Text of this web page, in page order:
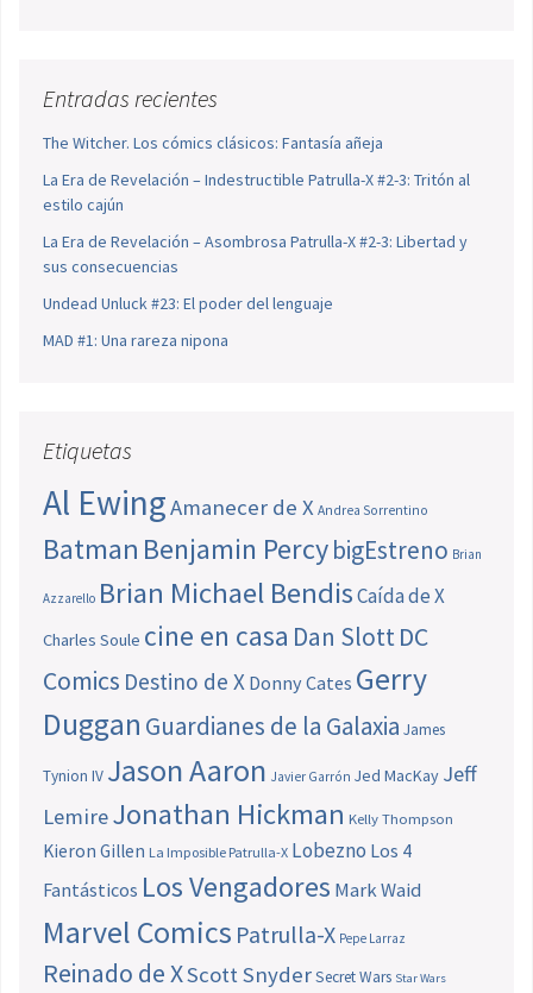
Entradas recientes
The Witcher. Los cómics clásicos: Fantasía añeja
La Era de Revelación – Indestructible Patrulla-X #2-3: Tritón al
estilo cajún
La Era de Revelación – Asombrosa Patrulla-X #2-3: Libertad y
sus consecuencias
Undead Unluck #23: El poder del lenguaje
MAD #1: Una rareza nipona
Etiquetas
Al EwingAmanecer de X Andrea Sorrentino
Batman Benjamin PercybigEstreno Brian
Azzarello Brian Michael BendisCaída de X
Charles Soule cine en casa Dan SlottDC
Comics Destino de X Donny Cates Gerry
Duggan Guardianes de la Galaxia James
Tynion IV Jason Aaron Javier Garrón Jed MacKay Jeff
LemireJonathan Hickman Kelly Thompson
Kieron Gillen La Imposible Patrulla-X Lobezno Los 4
Fantásticos Los Vengadores Mark Waid
Marvel Comics Patrulla-X Pepe Larraz
Reinado de XScott SnyderSecret Wars Star Wars